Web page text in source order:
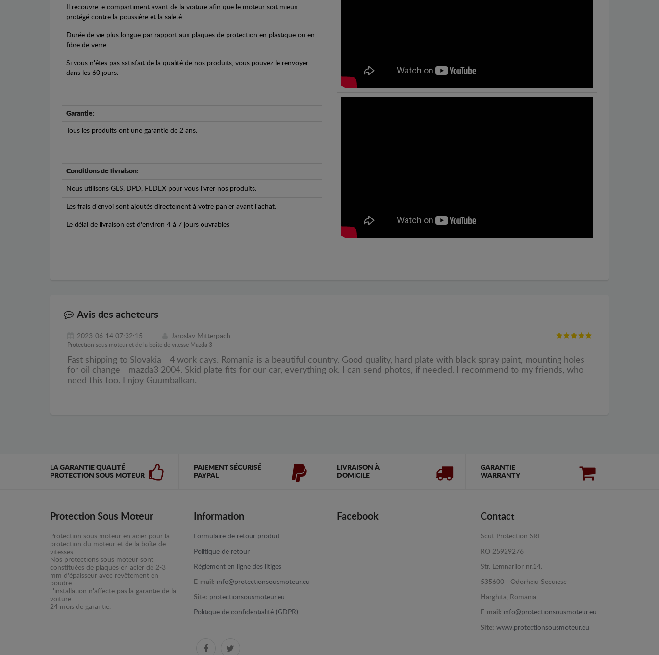
Il recouvre le compartiment avant de la voiture afin que le moteur soit mieux
protégé contre la poussière et la saleté.
Durée de vie plus longue par rapport aux plaques de protection en plastique ou en
fibre de verre.
Si vous n'êtes pas satisfait de la qualité de nos produits, vous pouvez le renvoyer
dans les 60 jours.
Garantie:
Tous les produits ont une garantie de 2 ans.
Conditions de livraison:
Nous utilisons GLS, DPD, FEDEX pour vous livrer nos produits.
Les frais d'envoi sont ajoutés directement à votre panier avant l'achat.
Le délai de livraison est d'environ 4 à 7 jours ouvrables
Avis des acheteurs
2023-06-14 07:32:15 Jaroslav Mitterpach
Protection sous moteur et de la boîte de vitesse Mazda 3
Fast shipping to Slovakia - 4 work days. Romania is a beautiful country. Good quality, hard plate with black spray paint, mounting holes
for oil change - mazda3 2004. Skid plate fits for our car, everything ok. I can send photos, if needed. I recommend to my friends, who
need this too. Enjoy Guumbalkan.
LA GARANTIE QUALITÉ
PROTECTION SOUS MOTEUR
PAIEMENT SÉCURISÉ
PAYPAL
LIVRAISON À
DOMICILE
GARANTIE
WARRANTY
Protection Sous Moteur
Protection sous moteur en acier pour la
protection du moteur et de la boîte de
vitesses.
Nos protections sous moteur sont
constituées de plaques en acier de 2-3
mm d'épaisseur avec revêtement en
poudre.
L'installation n'affecte pas la garantie de la
voiture.
24 mois de garantie.
Information
Formulaire de retour produit
Politique de retour
Règlement en ligne des litiges
E-mail: info@protectionsousmoteur.eu
Site: protectionsousmoteur.eu
Politique de confidentialité (GDPR)
Facebook Contact
Scut Protection SRL
RO 25929276
Str. Lemnarilor nr.14.
535600 - Odorheiu Secuiesc
Harghita, Romania
E-mail: info@protectionsousmoteur.eu
Site: www.protectionsousmoteur.eu